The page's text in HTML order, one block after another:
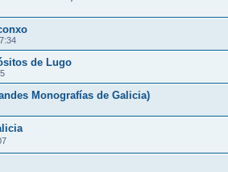
de Lugo
Monografías de Galicia)